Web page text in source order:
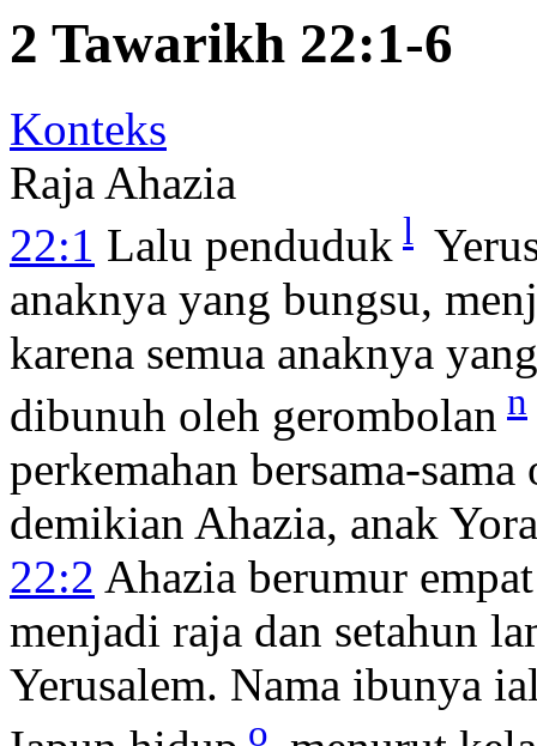
2 Tawarikh 22:1-6
Konteks
Raja Ahazia
22:1 Lalu penduduk l
anaknya yang bungsu,
karena semua anaknya
dibunuh oleh gerombolan n
perkemahan bersama-
demikian Ahazia, anak
22:2 Ahazia berumur
menjadi raja dan setahun
Yerusalem. Nama ibunya
o